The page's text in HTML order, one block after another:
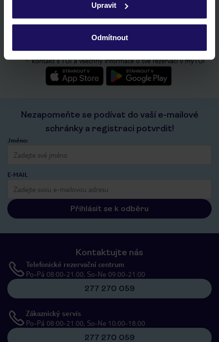
ochrany osobních údajů.Upravit
Odmítnout
Stáhněte si bezplatnou aplikaci TUI
rychlé vyhledávání a prohlížení nabídek
seznam oblíbených nabídek a možnost jejich sdílení
historie vyhledávání a naposledy zobrazené nabídky
kontakt s TUI a všechny informace o tvé rezervaci v myTUI
Nezapomeňte se podívat do vaší e-mailové
schránky a registraci potvrdit!
Jméno:
E-MAIL
Přihlásit se k odběru
Kontaktujte nás
Telefonické rezervační centrum
Po-Pá 08:00-21:00, So-Ne 09:00-21:00
277 270 059
Zákaznický servis
Po-Pá 08:00-21:00, So-Ne 10:00-18:00
277 270 059